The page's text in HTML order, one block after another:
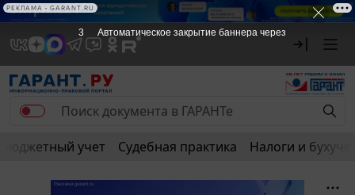
Бюджетный учет Судебная практика Налоги и
3 Автоматическое закрытие баннера через
РЕКЛАМА • GARANT.RU